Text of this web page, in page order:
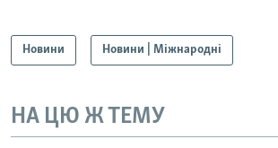
Новини Новини | Міжнародні
НА ЦЮ Ж ТЕМУ